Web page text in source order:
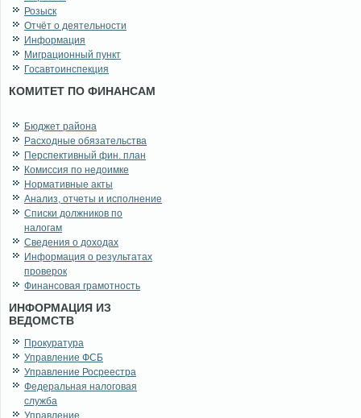
Розыск
Отчёт о деятельности
Информация
Миграционный пункт
Госавтоинспекция
КОМИТЕТ ПО ФИНАНСАМ
Бюджет района
Расходные обязательства
Перспективный фин. план
Комиссия по недоимке
Нормативные акты
Анализ, отчеты и исполнение
Списки должников по
налогам
Сведения о доходах
Информация о результатах
проверок
Финансовая грамотность
ИНФОРМАЦИЯ ИЗ
ВЕДОМСТВ
Прокуратура
Управление ФСБ
Управление Росреестра
Федеральная налоговая
служба
Управление